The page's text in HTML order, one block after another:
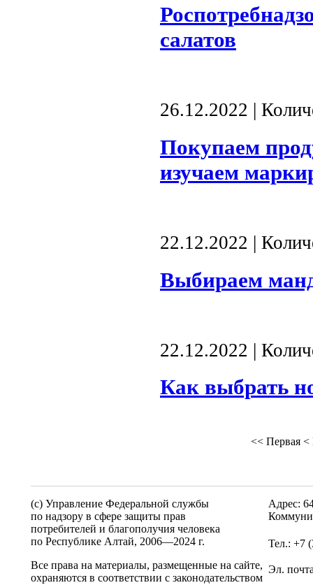
салатов
26.12.2022 |
Покупаем
изучаем
22.12.2022 |
Выбираем
22.12.2022 |
Как выбрать
<< Первая<
(c) Управление Федеральной службы
по надзору в сфере защиты прав
потребителей и благополучия человека
по Республике Алтай, 2006—2024 г.
Все права на материалы, размещенные на сайте,
охраняются в соответствии с законодательством
Адрес:
Тел.: +7
Эл.